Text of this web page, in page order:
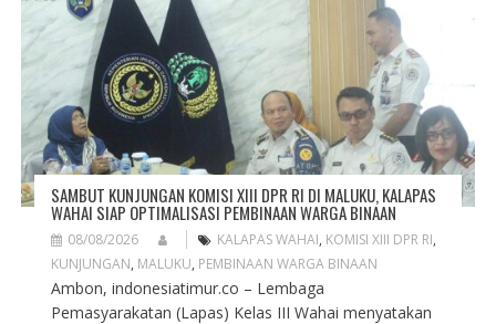
A
SAMBUT KUNJUNGAN KOMISI XIII DPR RI DI MALUKU, KALAPAS
WAHAI SIAP OPTIMALISASI PEMBINAAN WARGA BINAAN
08/08/2026 KALAPAS WAHAI, KOMISI XIII DPR RI,
KUNJUNGAN, MALUKU, PEMBINAAN WARGA BINAAN
Ambon, indonesiatimur.co – Lembaga
Pemasyarakatan (Lapas) Kelas III Wahai menyatakan